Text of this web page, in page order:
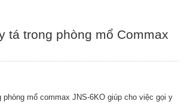
tá trong phòng mổ Commax
phòng mổ commax JNS-6KO giúp cho việc gọi y